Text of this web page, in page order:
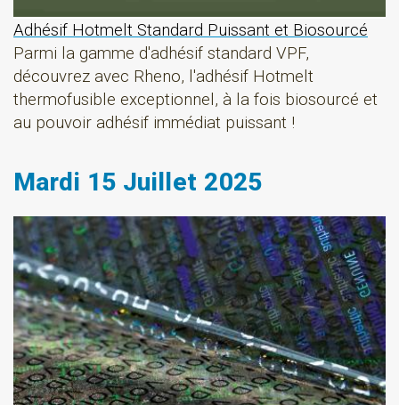
Adhésif Hotmelt Standard Puissant et Biosourcé
Parmi la gamme d'adhésif standard VPF,
découvrez avec Rheno, l'adhésif Hotmelt
thermofusible exceptionnel, à la fois biosourcé et
au pouvoir adhésif immédiat puissant !
Mardi 15 Juillet 2025